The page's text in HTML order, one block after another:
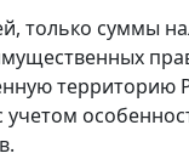
только суммы
территорию
учетом